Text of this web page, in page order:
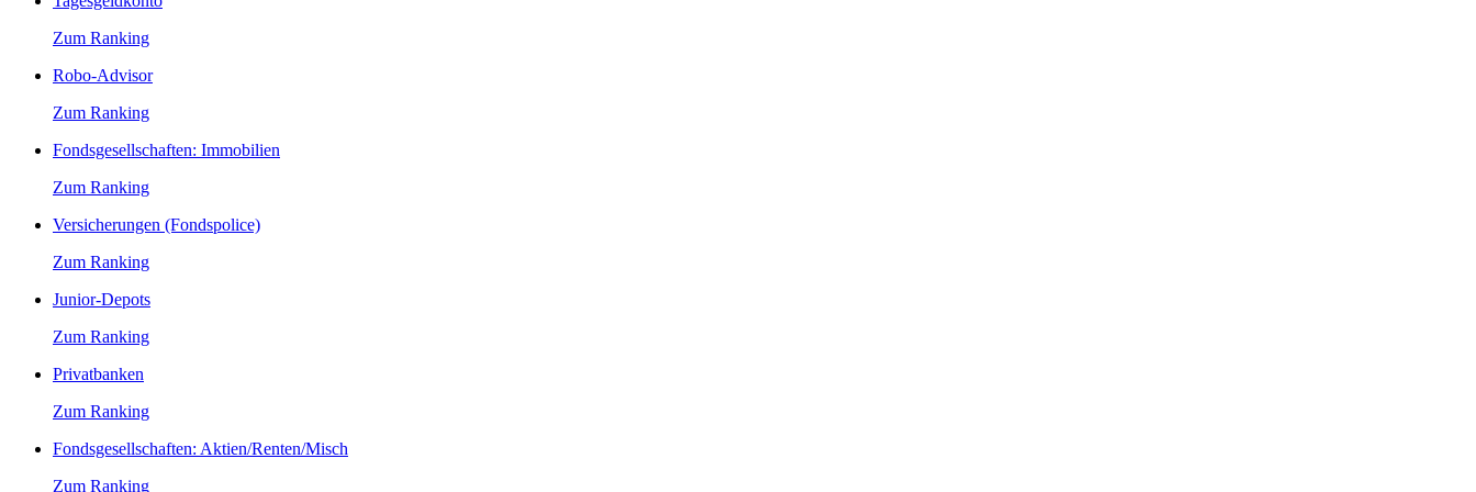
Zum Ranking
Robo-Advisor
Zum Ranking
Fondsgesellschaften: Immobilien
Zum Ranking
Versicherungen (Fondspolice)
Zum Ranking
Junior-Depots
Zum Ranking
Privatbanken
Zum Ranking
Fondsgesellschaften: Aktien/Renten/Misch
Zum Ranking